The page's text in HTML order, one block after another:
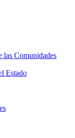
las Comunidades
Estado